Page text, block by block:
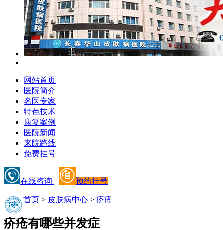
网站首页
医院简介
名医专家
特色技术
康复案例
医院新闻
来院路线
免费挂号
在线咨询 预约挂号
首页 > 皮肤病中心 > 疥疮
疥疮有哪些并发症